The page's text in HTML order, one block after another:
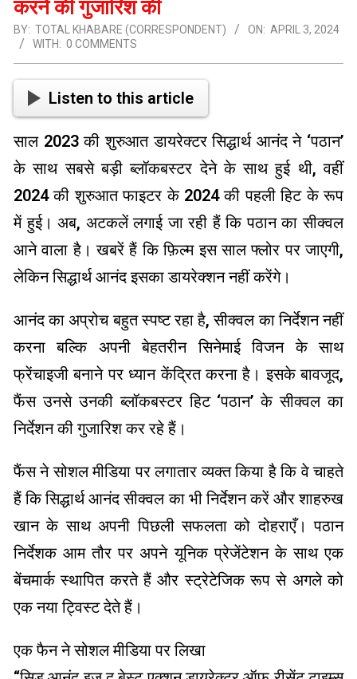
करने की गुजारिश की
BY: TOTAL KHABARE (CORRESPONDENT) ON: APRIL 3, 2024
WITH: 0 COMMENTS
Listen to this article
साल 2023 की शुरुआत डायरेक्टर सिद्धार्थ आनंद ने ‘पठान’
के साथ सबसे बड़ी ब्लॉकबस्टर देने के साथ हुई थी, वहीं
2024 की शुरुआत फाइटर के 2024 की पहली हिट के रूप
में हुई। अब, अटकलें लगाई जा रही हैं कि पठान का सीक्वल
आने वाला है। खबरें हैं कि फ़िल्म इस साल फ्लोर पर जाएगी,
लेकिन सिद्धार्थ आनंद इसका डायरेक्शन नहीं करेंगे।
आनंद का अप्रोच बहुत स्पष्ट रहा है, सीक्वल का निर्देशन नहीं
करना बल्कि अपनी बेहतरीन सिनेमाई विजन के साथ
फ्रेंचाइजी बनाने पर ध्यान केंद्रित करना है। इसके बावजूद,
फैंस उनसे उनकी ब्लॉकबस्टर हिट ‘पठान’ के सीक्वल का
निर्देशन की गुजारिश कर रहे हैं।
फैंस ने सोशल मीडिया पर लगातार व्यक्त किया है कि वे चाहते
हैं कि सिद्धार्थ आनंद सीक्वल का भी निर्देशन करें और शाहरुख
खान के साथ अपनी पिछली सफलता को दोहराएँ। पठान
निर्देशक आम तौर पर अपने यूनिक प्रेजेंटेशन के साथ एक
बेंचमार्क स्थापित करते हैं और स्ट्रेटेजिक रूप से अगले को
एक नया ट्विस्ट देते हैं।
एक फैन ने सोशल मीडिया पर लिखा